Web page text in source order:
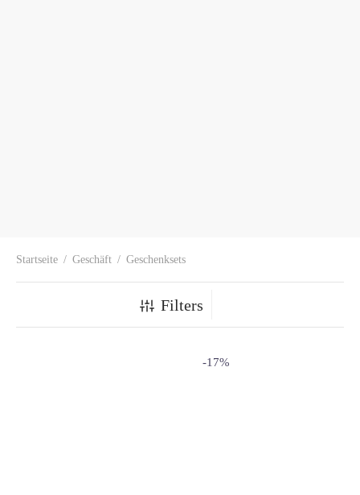
Startseite / Geschäft / Geschenksets
Filters
-17%